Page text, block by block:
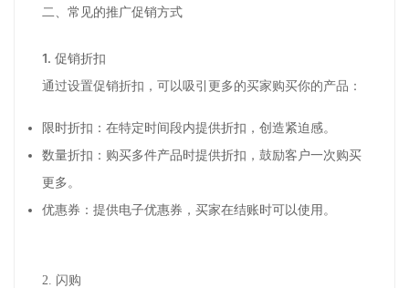
二、常见的推广促销方式
1. 促销折扣
通过设置促销折扣，可以吸引更多的买家购买你的产品：
限时折扣：在特定时间段内提供折扣，创造紧迫感。
数量折扣：购买多件产品时提供折扣，鼓励客户一次购买
更多。
优惠券：提供电子优惠券，买家在结账时可以使用。
2. 闪购